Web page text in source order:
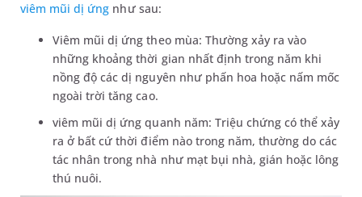
viêm mũi dị ứng như sau:
Viêm mũi dị ứng theo mùa: Thường xảy ra vào
những khoảng thời gian nhất định trong năm khi
nồng độ các dị nguyên như phấn hoa hoặc nấm mốc
ngoài trời tăng cao.
viêm mũi dị ứng quanh năm: Triệu chứng có thể xảy
ra ở bất cứ thời điểm nào trong năm, thường do các
tác nhân trong nhà như mạt bụi nhà, gián hoặc lông
thú nuôi.